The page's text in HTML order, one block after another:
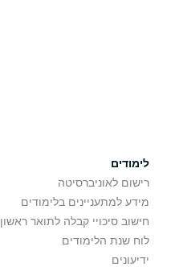
לימודים
רישום לאוניברסיטה
מידע למתעניינים בלימודים
חישוב סיכויי קבלה לתואר ראשון
לוח שנת הלימודים
ידיעונים